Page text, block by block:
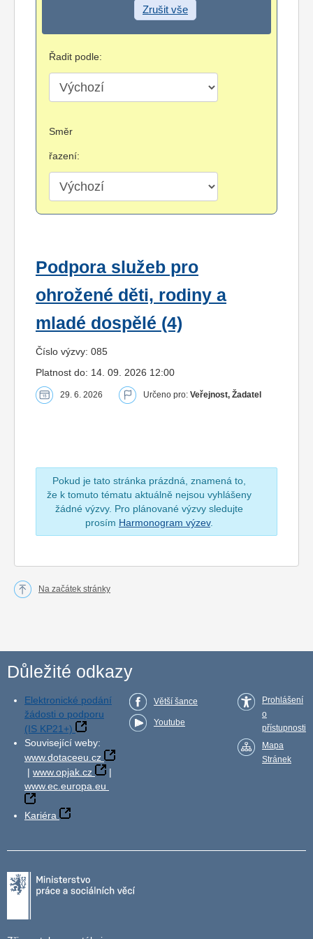
Zrušit vše
Řadit podle:
Směr
řazení:
Podpora služeb pro
ohrožené děti, rodiny a
mladé dospělé (4)
Číslo výzvy: 085
Platnost do: 14. 09. 2026 12:00
29. 6. 2026 Určeno pro: Veřejnost, Žadatel
Pokud je tato stránka prázdná, znamená to,
že k tomuto tématu aktuálně nejsou vyhlášeny
žádné výzvy. Pro plánované výzvy sledujte
prosím Harmonogram výzev.
Na začátek stránky
Důležité odkazy
Elektronické podání
žádosti o podporu
(IS KP21+)
Související weby:
www.dotaceeu.cz
| www.opjak.cz
|
www.ec.europa.eu
Kariéra
Větší šance
Youtube
Prohlášení
o
přístupnosti
Mapa
Stránek